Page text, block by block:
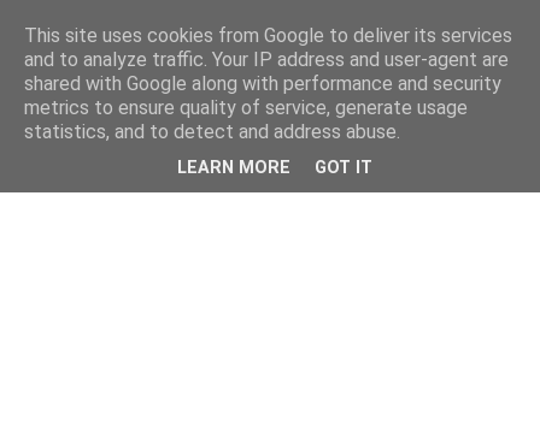
This site uses cookies from Google to deliver its services
and to analyze traffic. Your IP address and user-agent are
shared with Google along with performance and security
metrics to ensure quality of service, generate usage
statistics, and to detect and address abuse.
LEARN MORE GOT IT